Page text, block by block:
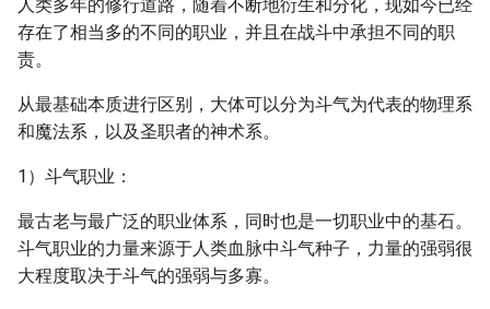
人类多年的修行道路，随着不断地衍生和分化，现如今已经
存在了相当多的不同的职业，并且在战斗中承担不同的职
责。
从最基础本质进行区别，大体可以分为斗气为代表的物理系
和魔法系，以及圣职者的神术系。
1）斗气职业：
最古老与最广泛的职业体系，同时也是一切职业中的基石。
斗气职业的力量来源于人类血脉中斗气种子，力量的强弱很
大程度取决于斗气的强弱与多寡。